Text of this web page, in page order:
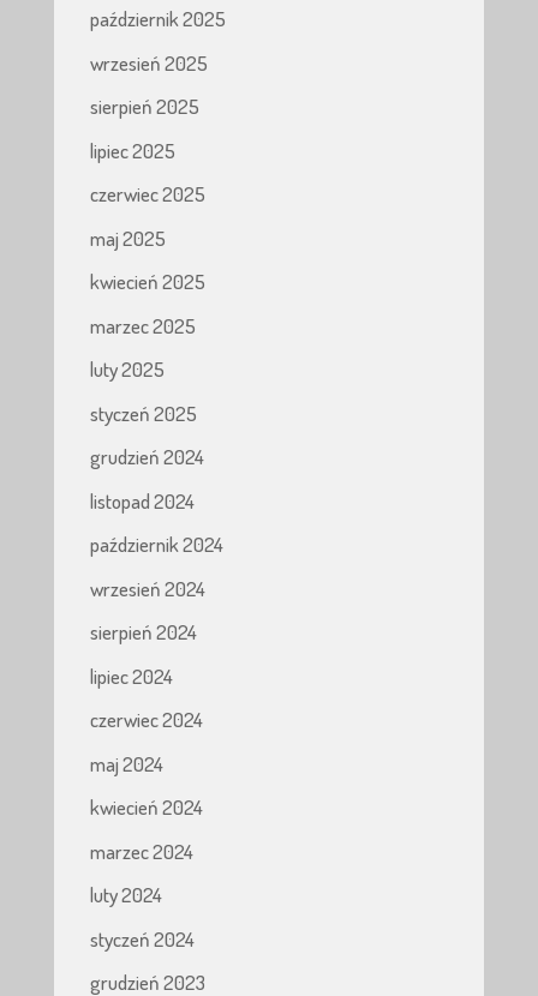
październik 2025
wrzesień 2025
sierpień 2025
lipiec 2025
czerwiec 2025
maj 2025
kwiecień 2025
marzec 2025
luty 2025
styczeń 2025
grudzień 2024
listopad 2024
październik 2024
wrzesień 2024
sierpień 2024
lipiec 2024
czerwiec 2024
maj 2024
kwiecień 2024
marzec 2024
luty 2024
styczeń 2024
grudzień 2023